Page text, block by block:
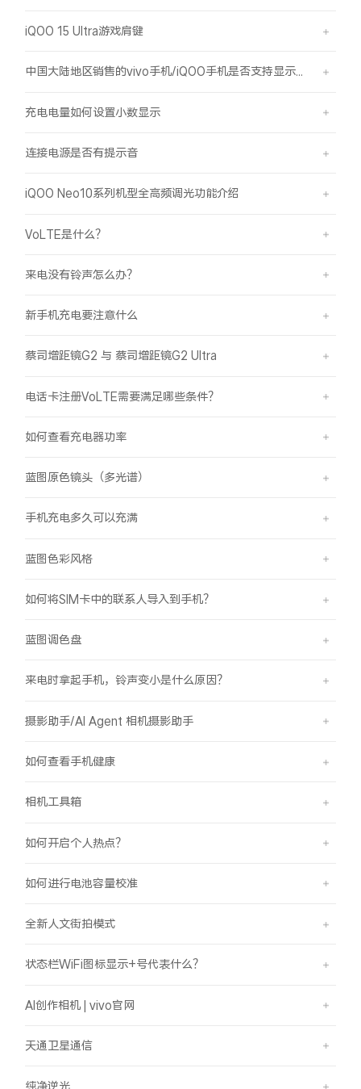
iQOO 15 Ultra游戏肩键
中国大陆地区销售的vivo手机/iQOO手机是否支持显示国外号码的归属地信息？
充电电量如何设置小数显示
连接电源是否有提示音
iQOO Neo10系列机型全高频调光功能介绍
VoLTE是什么？
来电没有铃声怎么办？
新手机充电要注意什么
蔡司增距镜G2 与 蔡司增距镜G2 Ultra
电话卡注册VoLTE需要满足哪些条件？
如何查看充电器功率
蓝图原色镜头（多光谱）
手机充电多久可以充满
蓝图色彩风格
如何将SIM卡中的联系人导入到手机？
蓝图调色盘
来电时拿起手机，铃声变小是什么原因？
摄影助手/AI Agent 相机摄影助手
如何查看手机健康
相机工具箱
如何开启个人热点？
如何进行电池容量校准
全新人文街拍模式
状态栏WiFi图标显示+号代表什么？
AI创作相机 | vivo官网
天通卫星通信
纯净逆光